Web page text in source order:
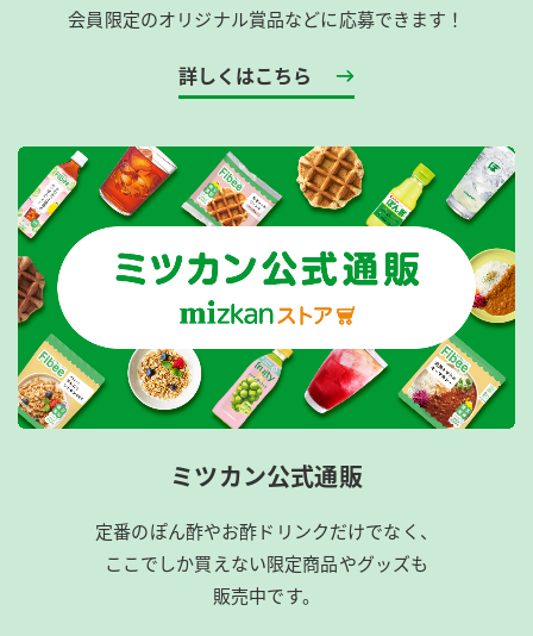
会員限定のオリジナル賞品などに応募できます！
詳しくはこちら
ミツカン公式通販
定番のぽん酢やお酢ドリンクだけでなく、
ここでしか買えない限定商品やグッズも
販売中です。